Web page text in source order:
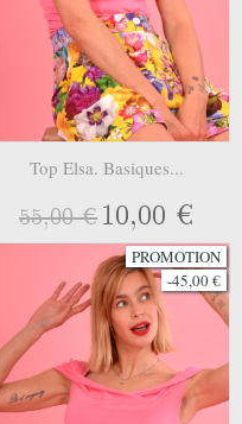
Top Elsa. Basiques...
55,00 € 10,00 €
PROMOTION
-45,00 €